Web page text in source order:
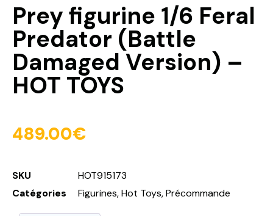
Prey figurine 1/6 Feral
Predator (Battle
Damaged Version) –
HOT TOYS
489.00€
SKU
HOT915173
Catégories
Figurines,Hot Toys,Précommande